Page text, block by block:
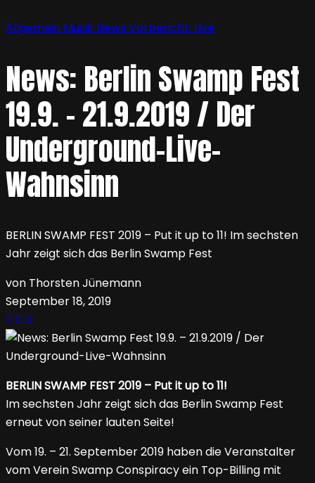
Allgemein Musik News Vorbericht: Live
News: Berlin Swamp Fest
19.9. – 21.9.2019 / Der
Underground-Live-
Wahnsinn
BERLIN SWAMP FEST 2019 – Put it up to 11! Im sechsten
Jahr zeigt sich das Berlin Swamp Fest
von Thorsten Jünemann
September 18, 2019
BERLIN SWAMP FEST 2019 – Put it up to 11!
Im sechsten Jahr zeigt sich das Berlin Swamp Fest
erneut von seiner lauten Seite!
Vom 19. – 21. September 2019 haben die Veranstalter
vom Verein Swamp Conspiracy ein Top-Billing mit